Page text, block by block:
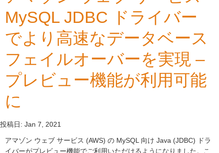
MySQL JDBC ドライバー
でより高速なデータベース
フェイルオーバーを実現 –
プレビュー機能が利用可能
に
投稿日: Jan 7, 2021
アマゾン ウェブ サービス (AWS) の MySQL 向け Java (JDBC) ドラ
イバーがプレビュー機能でご利用いただけるようになりました。こ